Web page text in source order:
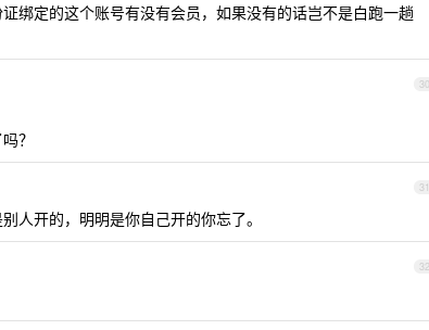
绑定的这个账号有没有会员，如果没有的话岂不是白跑一趟
30
？
31
人开的，明明是你自己开的你忘了。
32